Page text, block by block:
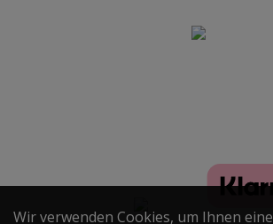
zogenen Daten einverstanden. *
Wir verwenden Cookies, um Ihnen eine